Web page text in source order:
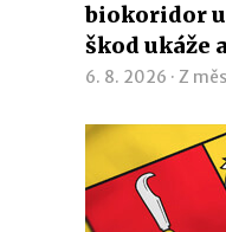
biokoridor u
škod ukáže
6. 8. 2026 · Z